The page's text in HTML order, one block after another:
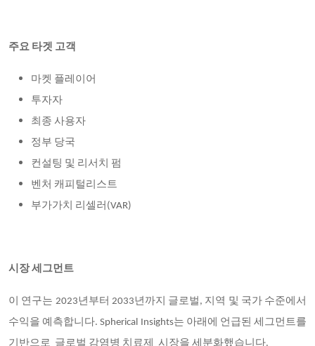
주요 타겟 고객
마켓 플레이어
투자자
최종 사용자
정부 당국
컨설팅 및 리서치 펌
벤처 캐피털리스트
부가가치 리셀러(VAR)
시장 세그먼트
이 연구는 2023년부터 2033년까지 글로벌, 지역 및 국가 수준에서
수익을 예측합니다. Spherical Insights는 아래에 언급된 세그먼트를
기반으로 글로벌 감염병 치료제 시장을 세분화했습니다.